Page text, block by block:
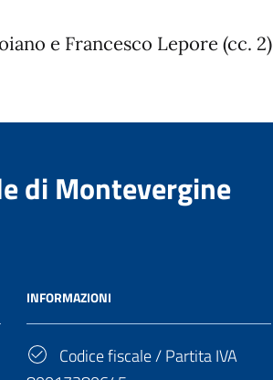
e Francesco Lepore (cc. 2)
di Montevergine
INFORMAZIONI
Codice fiscale / Partita IVA